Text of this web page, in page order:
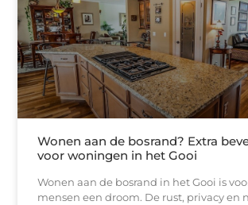
Wonen aan de bosrand? Extra
voor woningen in het Gooi
Wonen aan de bosrand in het Gooi is
mensen een droom. De rust, privacy en